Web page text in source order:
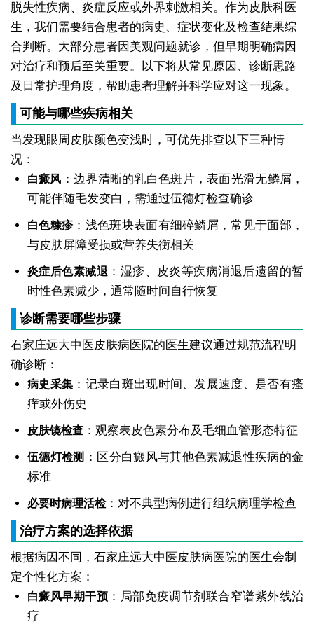
脱失性疾病、炎症反应或外界刺激相关。作为皮肤科医
生，我们需要结合患者的病史、症状变化及检查结果综
合判断。大部分患者因美观问题就诊，但早期明确病因
对治疗和预后至关重要。以下将从常见原因、诊断思路
及日常护理角度，帮助患者理解并科学应对这一现象。
可能与哪些疾病相关
当发现眼周皮肤颜色变浅时，可优先排查以下三种情
况：
白癜风 ：边界清晰的乳白色斑片，表面光滑无鳞屑，
可能伴随毛发变白，需通过伍德灯检查确诊
白色糠疹：浅色斑块表面有细碎鳞屑，常见于面部，
与皮肤屏障受损或营养失衡相关
炎症后色素减退 ：湿疹、皮炎等疾病消退后遗留的暂
时性色素减少，通常随时间自行恢复
诊断需要哪些步骤
石家庄远大中医皮肤病医院的医生建议通过规范流程明
确诊断：
病史采集 ：记录白斑出现时间、发展速度、是否有瘙
痒或外伤史
皮肤镜检查：观察表皮色素分布及毛细血管形态特征
伍德灯检测
：区分白癜风与其他色素减退性疾病的金
标准
必要时病理活检：对不典型病例进行组织病理学检查
治疗方案的选择依据
根据病因不同，石家庄远大中医皮肤病医院的医生会制
定个性化方案：
白癜风早期干预 ：局部免疫调节剂联合窄谱紫外线治
疗